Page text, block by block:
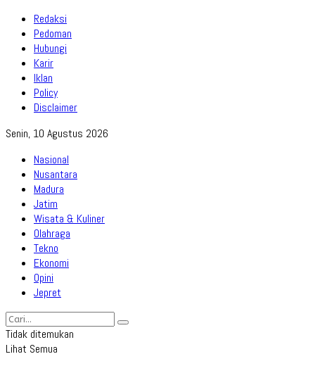
Redaksi
Pedoman
Hubungi
Karir
Iklan
Policy
Disclaimer
Senin, 10 Agustus 2026
Nasional
Nusantara
Madura
Jatim
Wisata & Kuliner
Olahraga
Tekno
Ekonomi
Opini
Jepret
Tidak ditemukan
Lihat Semua